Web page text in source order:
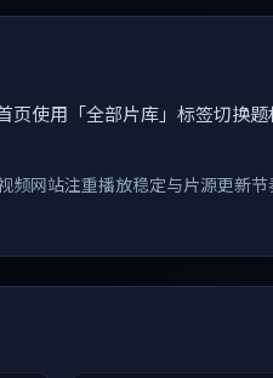
使用「全部片库」标签切换题
网站注重播放稳定与片源更新